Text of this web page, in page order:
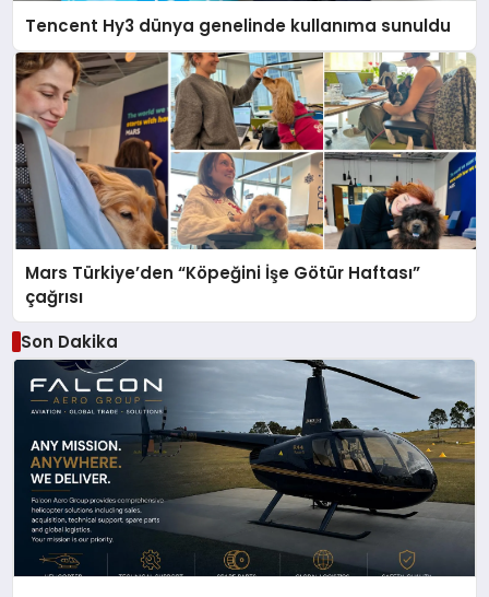
Tencent Hy3 dünya genelinde kullanıma sunuldu
Mars Türkiye’den “Köpeğini İşe Götür Haftası”
çağrısı
Son Dakika